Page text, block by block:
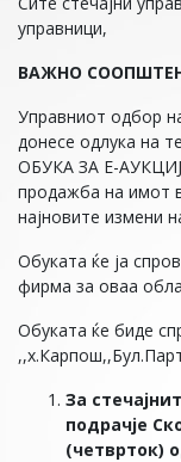
управници,
ВАЖНО
Управниот одбор
донесе одлука на
ОБУКА ЗА Е-
продажба на имот
најновите измени
Обуката ќе ја
фирма за оваа
Обуката ќе биде
За
подрачје
(четврток)